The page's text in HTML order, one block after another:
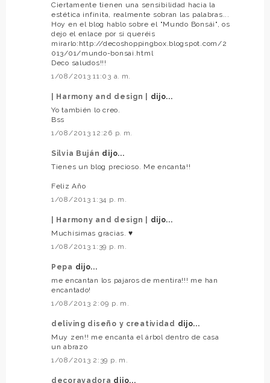
Ciertamente tienen una sensibilidad hacia la
estética infinita, realmente sobran las palabras...
Hoy en el blog hablo sobre el "Mundo Bonsái", os
dejo el enlace por si queréis
mirarlo:http://decoshoppingbox.blogspot.com/2
013/01/mundo-bonsai.html
Deco saludos!!!
1/08/2013 11:03 a. m.
| Harmony and design |
dijo...
Yo también lo creo.
Bss
1/08/2013 12:26 p. m.
Silvia Buján dijo...
Tienes un blog precioso. Me encanta!!
Feliz Año
1/08/2013 1:34 p. m.
| Harmony and design |
dijo...
Muchísimas gracias. ♥
1/08/2013 1:39 p. m.
Pepa dijo...
me encantan los pajaros de mentira!!! me han
encantado!
1/08/2013 2:09 p. m.
deliving diseño y creatividad dijo...
Muy zen!! me encanta el árbol dentro de casa
un abrazo
1/08/2013 2:39 p. m.
decorayadora dijo...